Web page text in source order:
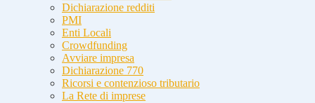
Dichiarazione redditi
PMI
Enti Locali
Crowdfunding
Avviare impresa
Dichiarazione 770
Ricorsi e contenzioso tributario
La Rete di imprese